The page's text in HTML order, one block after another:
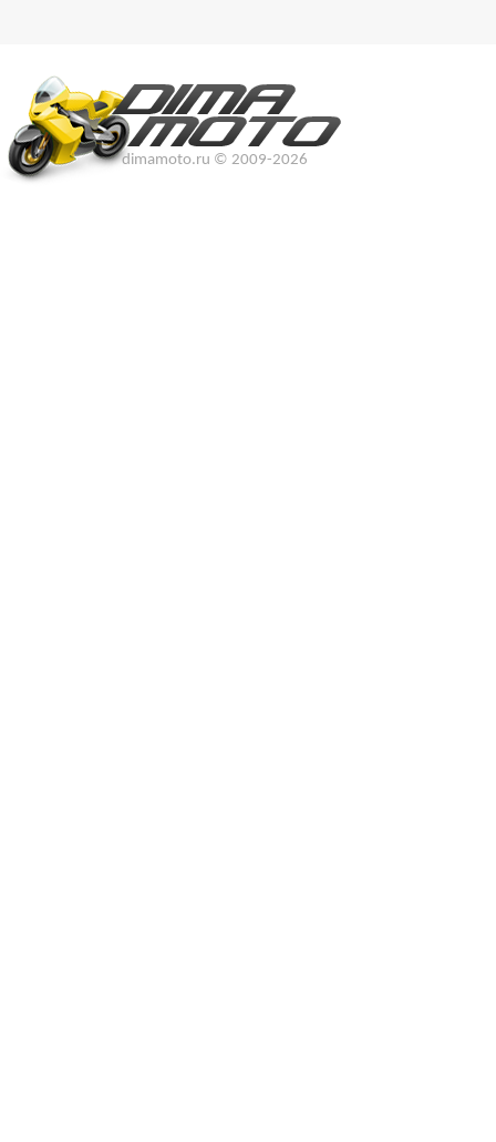
dimamoto.ru © 2009-2026